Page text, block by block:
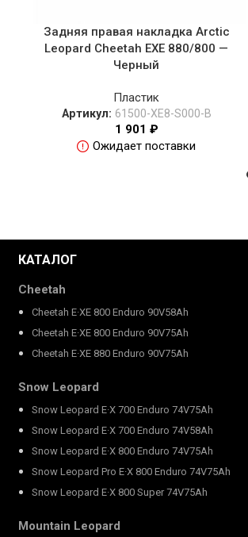
Задняя правая накладка Arctic
Leopard Cheetah EXE 880/800 —
Черный
Пластик
Артикул: 61500-XE8-S000-B
1 901 ₽
Ожидает поставки
КАТАЛОГ
Cheetah
Cheetah E·XE 800 Enduro 90V58Ah
Cheetah E·XE 800 Enduro 90V75Ah
Cheetah E·XE 880 Enduro 90V75Ah
Snow Leopard
Snow Leopard E·X 700 Enduro 74V75Ah
Snow Leopard E·X 700 Enduro 74V58Ah
Snow Leopard E·X 800 Enduro 74V75Ah
Snow Leopard Pro E·X 800 Enduro 74V75Ah
Snow Leopard E·X 800 Super 74V75Ah
Mountain Leopard